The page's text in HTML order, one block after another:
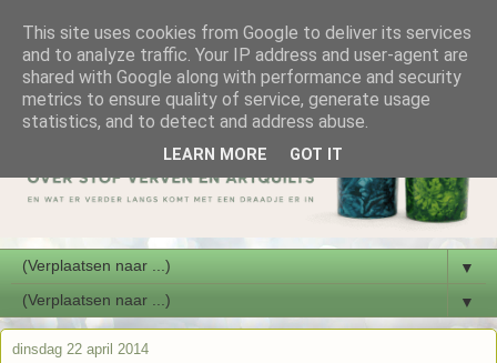
▼
▼
dinsdag 22 april 2014
This site uses cookies from Google to deliver its services
and to analyze traffic. Your IP address and user-agent are
shared with Google along with performance and security
metrics to ensure quality of service, generate usage
statistics, and to detect and address abuse.
LEARN MORE GOT IT